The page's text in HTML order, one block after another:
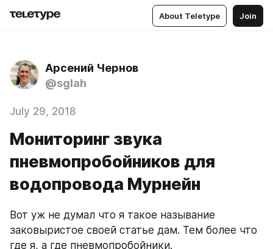
About Teletype Join
Арсений Чернов
@sglah
July 29, 2018
Мониторинг звука
пневмопробойников для
водопровода Мурнейн
Вот уж не думал что я такое называние
заковыристое своей статье дам. Тем более что
где я, а где пневмопробойники.